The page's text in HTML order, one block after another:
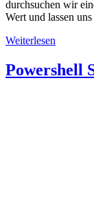
durchsuchen wir
Wert und lassen uns
Weiterlesen
Powershell